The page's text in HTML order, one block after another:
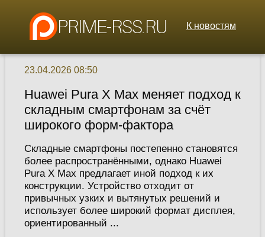
К новостям
23.04.2026 08:50
Huawei Pura X Max меняет подход к
складным смартфонам за счёт
широкого форм-фактора
Складные смартфоны постепенно становятся
более распространёнными, однако Huawei
Pura X Max предлагает иной подход к их
конструкции. Устройство отходит от
привычных узких и вытянутых решений и
использует более широкий формат дисплея,
ориентированный ...